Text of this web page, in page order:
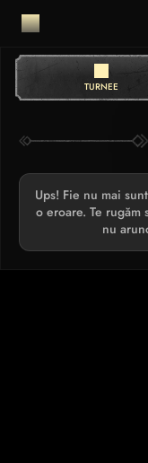
TURNEE
Ups! Fie nu mai
o eroare. Te
nu